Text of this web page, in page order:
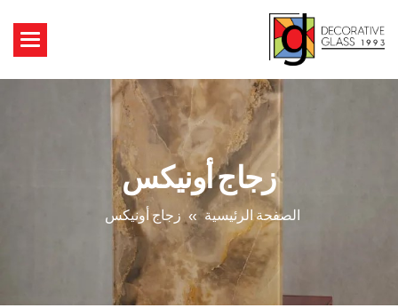
زجاج أونيكس
الصفحة الرئيسية زجاج أونيكس